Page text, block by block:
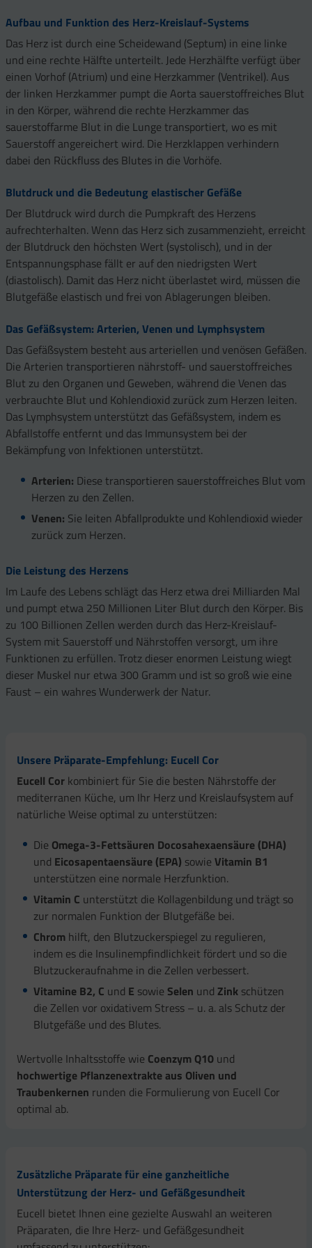
Aufbau und Funktion des Herz-Kreislauf-Systems
Das Herz ist durch eine Scheidewand (Septum) in eine linke
und eine rechte Hälfte unterteilt. Jede Herzhälfte verfügt über
einen Vorhof (Atrium) und eine Herzkammer (Ventrikel). Aus
der linken Herzkammer pumpt die Aorta sauerstoffreiches Blut
in den Körper, während die rechte Herzkammer das
sauerstoffarme Blut in die Lunge transportiert, wo es mit
Sauerstoff angereichert wird. Die Herzklappen verhindern
dabei den Rückfluss des Blutes in die Vorhöfe.
Blutdruck und die Bedeutung elastischer Gefäße
Der Blutdruck wird durch die Pumpkraft des Herzens
aufrechterhalten. Wenn das Herz sich zusammenzieht, erreicht
der Blutdruck den höchsten Wert (systolisch), und in der
Entspannungsphase fällt er auf den niedrigsten Wert
(diastolisch). Damit das Herz nicht überlastet wird, müssen die
Blutgefäße elastisch und frei von Ablagerungen bleiben.
Das Gefäßsystem: Arterien, Venen und Lymphsystem
Das Gefäßsystem besteht aus arteriellen und venösen Gefäßen.
Die Arterien transportieren nährstoff- und sauerstoffreiches
Blut zu den Organen und Geweben, während die Venen das
verbrauchte Blut und Kohlendioxid zurück zum Herzen leiten.
Das Lymphsystem unterstützt das Gefäßsystem, indem es
Abfallstoffe entfernt und das Immunsystem bei der
Bekämpfung von Infektionen unterstützt.
Arterien: Diese transportieren sauerstoffreiches Blut vom
Herzen zu den Zellen.
Venen: Sie leiten Abfallprodukte und Kohlendioxid wieder
zurück zum Herzen.
Die Leistung des Herzens
Im Laufe des Lebens schlägt das Herz etwa drei Milliarden Mal
und pumpt etwa 250 Millionen Liter Blut durch den Körper. Bis
zu 100 Billionen Zellen werden durch das Herz-Kreislauf-
System mit Sauerstoff und Nährstoffen versorgt, um ihre
Funktionen zu erfüllen. Trotz dieser enormen Leistung wiegt
dieser Muskel nur etwa 300 Gramm und ist so groß wie eine
Faust – ein wahres Wunderwerk der Natur.
Unsere Präparate-Empfehlung: Eucell Cor
Eucell Cor kombiniert für Sie die besten Nährstoffe der
mediterranen Küche, um Ihr Herz und Kreislaufsystem auf
natürliche Weise optimal zu unterstützen:
Die Omega-3-Fettsäuren Docosahexaensäure (DHA)
und Eicosapentaensäure (EPA) sowie Vitamin B1
unterstützen eine normale Herzfunktion.
Vitamin C unterstützt die Kollagenbildung und trägt so
zur normalen Funktion der Blutgefäße bei.
Chrom hilft, den Blutzuckerspiegel zu regulieren,
indem es die Insulinempfindlichkeit fördert und so die
Blutzuckeraufnahme in die Zellen verbessert.
Vitamine B2, C und E sowie Selen und Zink schützen
die Zellen vor oxidativem Stress – u. a. als Schutz der
Blutgefäße und des Blutes.
Wertvolle Inhaltsstoffe wie Coenzym Q10 und
hochwertige Pflanzenextrakte aus Oliven und
Traubenkernen runden die Formulierung von Eucell Cor
optimal ab.
Zusätzliche Präparate für eine ganzheitliche
Unterstützung der Herz- und Gefäßgesundheit
Eucell bietet Ihnen eine gezielte Auswahl an weiteren
Präparaten, die Ihre Herz- und Gefäßgesundheit